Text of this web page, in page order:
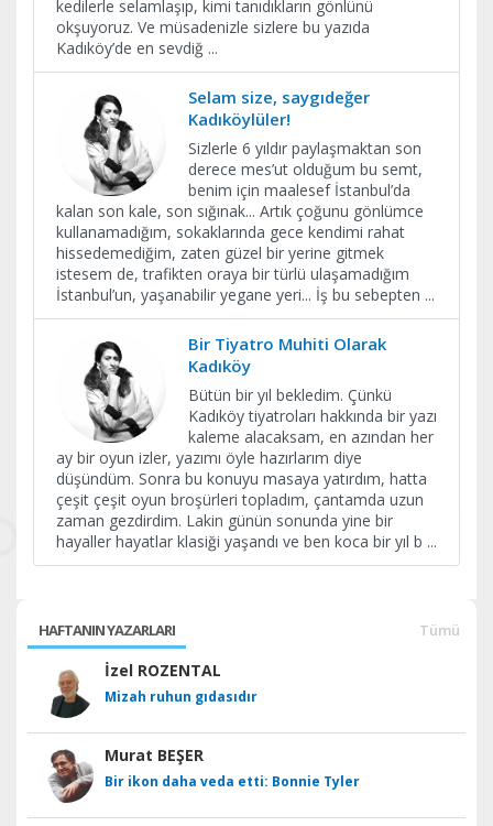
kedilerle selamlaşıp, kimi tanıdıkların gönlünü
okşuyoruz. Ve müsadenizle sizlere bu yazıda
Kadıköy’de en sevdiğ ...
Selam size, saygıdeğer
Kadıköylüler!
Sizlerle 6 yıldır paylaşmaktan son
derece mes’ut olduğum bu semt,
benim için maalesef İstanbul’da
kalan son kale, son sığınak... Artık çoğunu gönlümce
kullanamadığım, sokaklarında gece kendimi rahat
hissedemediğim, zaten güzel bir yerine gitmek
istesem de, trafikten oraya bir türlü ulaşamadığım
İstanbul’un, yaşanabilir yegane yeri... İş bu sebepten ...
Bir Tiyatro Muhiti Olarak
Kadıköy
Bütün bir yıl bekledim. Çünkü
Kadıköy tiyatroları hakkında bir yazı
kaleme alacaksam, en azından her
ay bir oyun izler, yazımı öyle hazırlarım diye
düşündüm. Sonra bu konuyu masaya yatırdım, hatta
çeşit çeşit oyun broşürleri topladım, çantamda uzun
zaman gezdirdim. Lakin günün sonunda yine bir
hayaller hayatlar klasiği yaşandı ve ben koca bir yıl b ...
HAFTANIN YAZARLARI Tümü
İzel ROZENTAL
Mizah ruhun gıdasıdır
Murat BEŞER
Bir ikon daha veda etti: Bonnie Tyler